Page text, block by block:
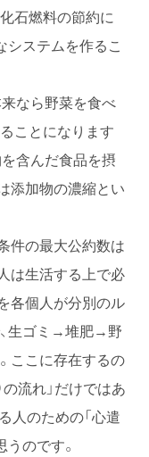
石燃料の節約に
システムを作るこ
なら野菜を食べ
ことになります
含んだ食品を摂
添加物の濃縮とい
件の最大公約数は
は生活する上で必
各個人が分別のル
生ゴミ→堆肥→野
ここに存在するの
の流れ」だけではあ
人のための「心遣
のです。